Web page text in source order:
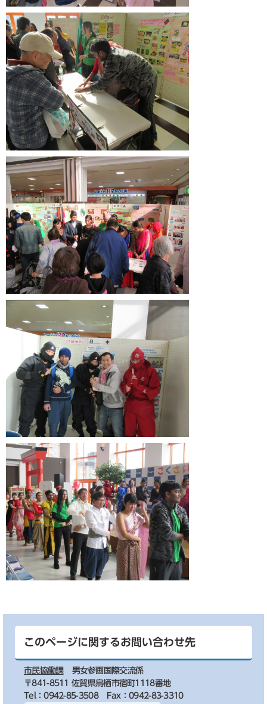
このページに関するお問い合わせ先
市民協働課
男女参画国際交流係
〒841-8511 佐賀県鳥栖市宿町1118番地
Tel：0942-85-3508
Fax：0942-83-3310